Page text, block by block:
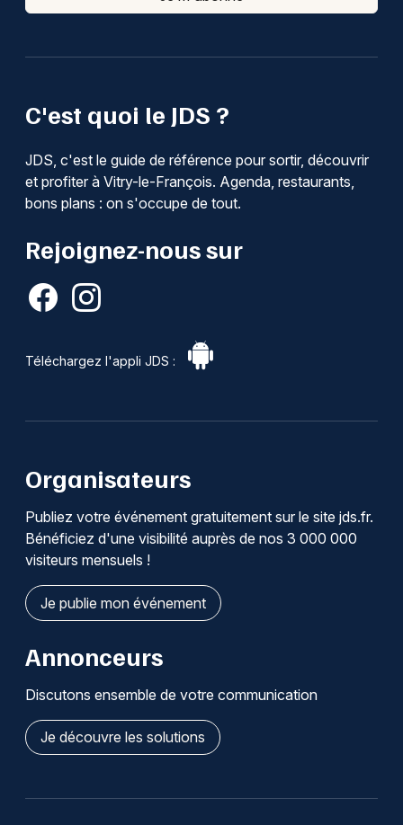
C'est quoi le JDS ?
JDS, c'est le guide de référence pour sortir, découvrir
et profiter à Vitry-le-François. Agenda, restaurants,
bons plans : on s'occupe de tout.
Rejoignez-nous sur
Téléchargez l'appli JDS :
Organisateurs
Publiez votre événement gratuitement sur le site jds.fr.
Bénéficiez d'une visibilité auprès de nos 3 000 000
visiteurs mensuels !
Je publie mon événement
Annonceurs
Discutons ensemble de votre communication
Je découvre les solutions